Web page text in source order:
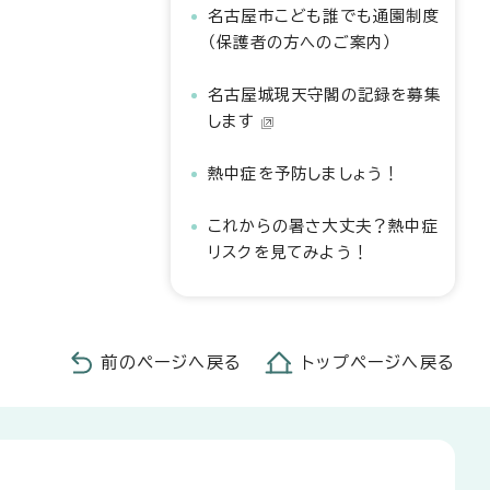
名古屋市こども誰でも通園制度
（保護者の方へのご案内）
名古屋城現天守閣の記録を募集
します
熱中症を予防しましょう！
これからの暑さ大丈夫？熱中症
リスクを見てみよう！
前のページへ戻る トップページへ戻る